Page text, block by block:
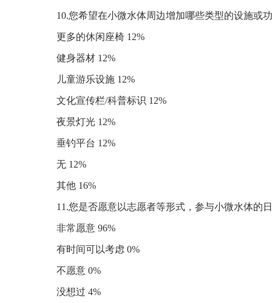
10.您希望在小微水体周边增加哪些类型的设施或
更多的休闲座椅 12%
健身器材 12%
儿童游乐设施 12%
文化宣传栏/科普标识 12%
夜景灯光 12%
垂钓平台 12%
无 12%
其他 16%
11.您是否愿意以志愿者等形式，参与小微水体的
非常愿意 96%
有时间可以考虑 0%
不愿意 0%
没想过 4%